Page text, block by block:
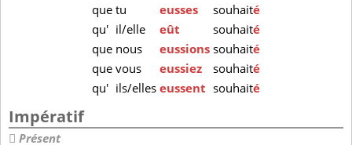
quetu eusses souhaité
qu' il/elle eût souhaité
que nous eussionssouhaité
quevous eussiez souhaité
qu' ils/elleseussent souhaité
Impératif
Présent